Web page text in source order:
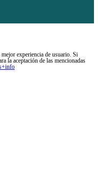
experiencia de usuario. Si
la aceptación de las mencionadas
+info